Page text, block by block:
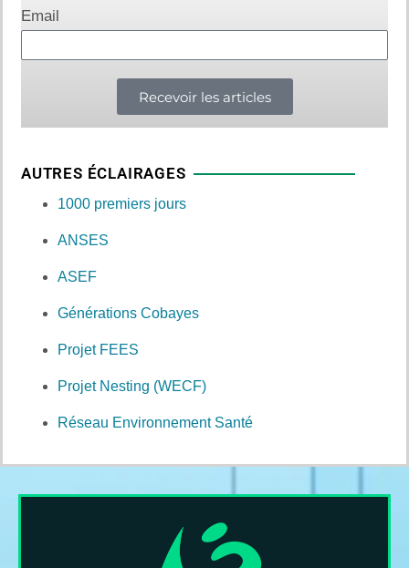
Email
Recevoir les articles
AUTRES ÉCLAIRAGES
1000 premiers jours
ANSES
ASEF
Générations Cobayes
Projet FEES
Projet Nesting (WECF)
Réseau Environnement Santé